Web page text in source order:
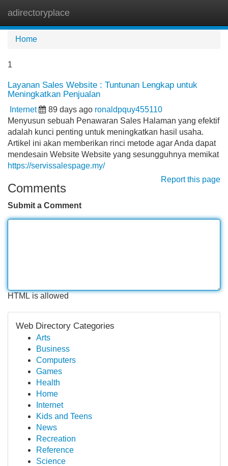
adirectoryplace
Home
1
Layanan Sales Website : Tuntunan Lengkap untuk
Meningkatkan Penjualan
Internet 89 days ago ronaldpquy455110
Menyusun sebuah Penawaran Sales Halaman yang efektif
adalah kunci penting untuk meningkatkan hasil usaha.
Artikel ini akan memberikan rinci metode agar Anda dapat
mendesain Website Website yang sesungguhnya memikat
https://servissalespage.my/
Report this page
Comments
Submit a Comment
HTML is allowed
Web Directory Categories
Arts
Business
Computers
Games
Health
Home
Internet
Kids and Teens
News
Recreation
Reference
Science